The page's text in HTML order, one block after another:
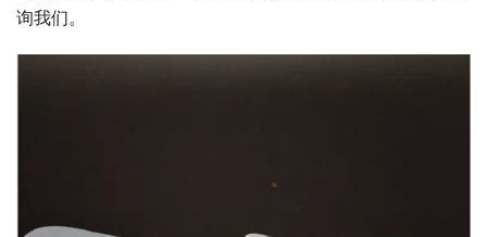
询我们。